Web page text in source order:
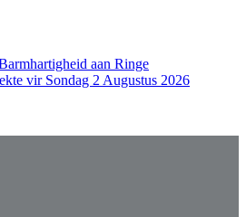
aan Ringe
vir Sondag 2 Augustus 2026